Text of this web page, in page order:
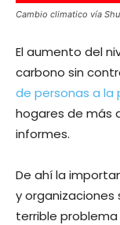
Cambio climatico vía
El aumento del
carbono sin
de personas a la
hogares de más
informes.
De ahí la
y
terrible